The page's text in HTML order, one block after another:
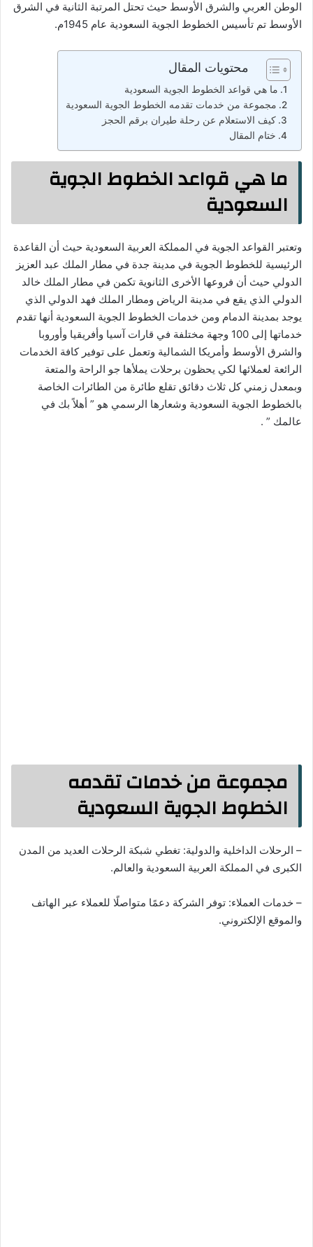
الوطن العربي والشرق الأوسط حيث تحتل المرتبة الثانية في الشرق
الأوسط تم تأسيس الخطوط الجوية السعودية عام 1945م.
محتويات المقال
ما هي قواعد الخطوط الجوية السعودية
مجموعة من خدمات تقدمه الخطوط الجوية السعودية
كيف الاستعلام عن رحلة طيران برقم الحجز
ختام المقال
ما هي قواعد الخطوط الجوية
السعودية
وتعتبر القواعد الجوية في المملكة العربية السعودية حيث أن القاعدة
الرئيسية للخطوط الجوية في مدينة جدة في مطار الملك عبد العزيز
الدولي حيث أن فروعها الأخرى الثانوية تكمن في مطار الملك خالد
الدولي الذي يقع في مدينة الرياض ومطار الملك فهد الدولي الذي
يوجد بمدينة الدمام ومن خدمات الخطوط الجوية السعودية أنها تقدم
خدماتها إلى 100 وجهة مختلفة في قارات آسيا وأفريقيا وأوروبا
والشرق الأوسط وأمريكا الشمالية وتعمل على توفير كافة الخدمات
الرائعة لعملائها لكي يحظون برحلات يملأها جو الراحة والمتعة
وبمعدل زمني كل ثلاث دقائق تقلع طائرة من الطائرات الخاصة
بالخطوط الجوية السعودية وشعارها الرسمي هو ” أهلاً بك في
عالمك ” .
مجموعة من خدمات تقدمه
الخطوط الجوية السعودية
– الرحلات الداخلية والدولية: تغطي شبكة الرحلات العديد من المدن
الكبرى في المملكة العربية السعودية والعالم.
– خدمات العملاء: توفر الشركة دعمًا متواصلًا للعملاء عبر الهاتف
والموقع الإلكتروني.